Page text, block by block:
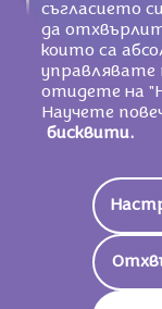
съгласието
да
които са
управлявате
отидете на
Научете
бисквити.